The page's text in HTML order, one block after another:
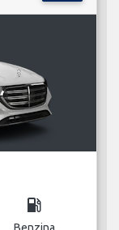
local_gas_station
Benzina